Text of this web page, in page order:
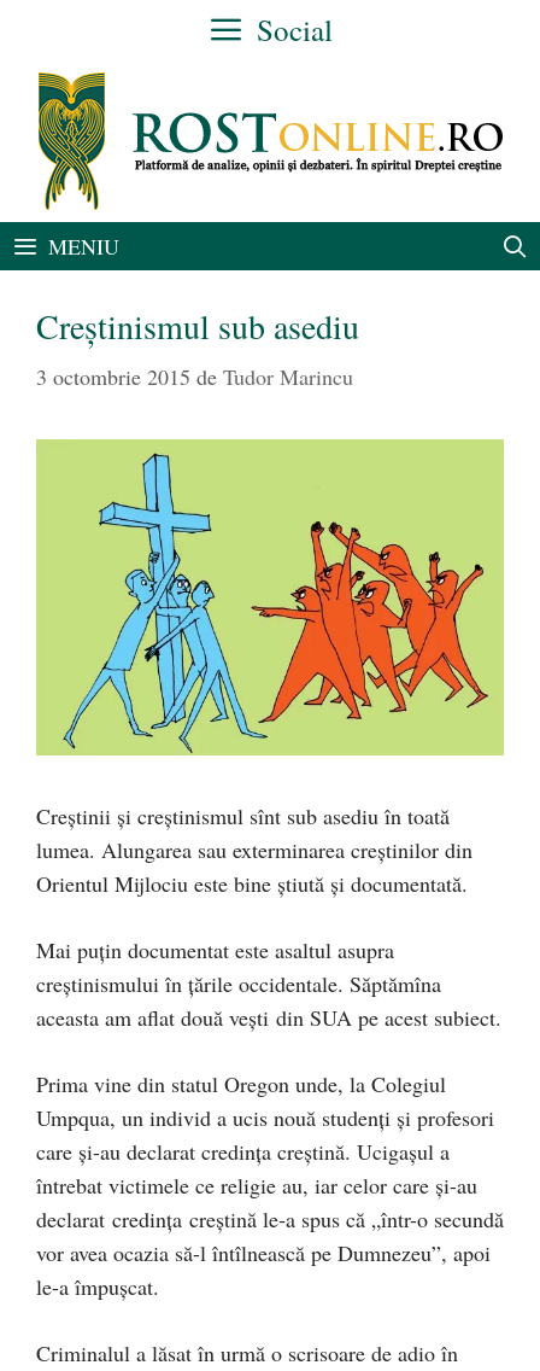
conținut
Social
MENIU
Creștinismul sub asediu
3 octombrie 2015 de Tudor Marincu
Creștinii și creștinismul sînt sub asediu în toată
lumea. Alungarea sau exterminarea creștinilor din
Orientul Mijlociu este bine știută și documentată.
Mai puțin documentat este asaltul asupra
creștinismului în țările occidentale. Săptămîna
aceasta am aflat două veşti din SUA pe acest subiect.
Prima vine din statul Oregon unde, la Colegiul
Umpqua, un individ a ucis nouă studenți și profesori
care și-au declarat credința creștină. Ucigaşul a
întrebat victimele ce religie au, iar celor care și-au
declarat credinţa creștină le-a spus că „într-o secundă
vor avea ocazia să-l întîlnească pe Dumnezeu”, apoi
le-a împușcat.
Criminalul a lăsat în urmă o scrisoare de adio în